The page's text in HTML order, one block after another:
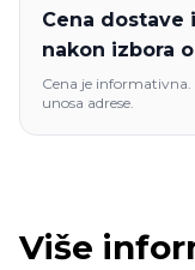
Cena dostave
nakon izbora
Cena je
unosa adrese.
Više